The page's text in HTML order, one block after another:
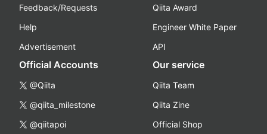
Feedback/Requests
Help
Advertisement
Qiita Award
Engineer White Paper
API
Official Accounts
@Qiita
@qiita_milestone
@qiitapoi
Our service
Qiita Team
Qiita Zine
Official Shop